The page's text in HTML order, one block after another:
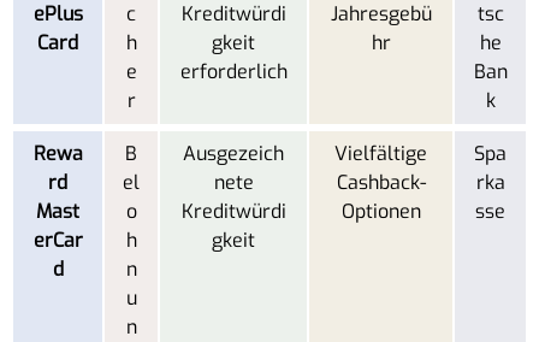
ePlus
Card
c
h
e
r
Kreditwürdi
gkeit
erforderlich
Jahresgebü
hr
tsc
he
Ban
k
Rewa
rd
Mast
erCar
d
B
el
o
h
n
u
n
Ausgezeich
nete
Kreditwürdi
gkeit
Vielfältige
Cashback-
Optionen
Spa
rka
sse